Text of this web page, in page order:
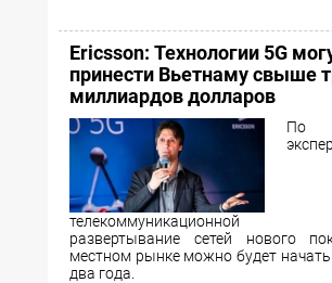
Ericsson: Технологии 5G
принести Вьетнаму свыше
миллиардов долларов
По
телекоммуникационной
развертывание сетей нового
местном рынке можно будет начать
два года.